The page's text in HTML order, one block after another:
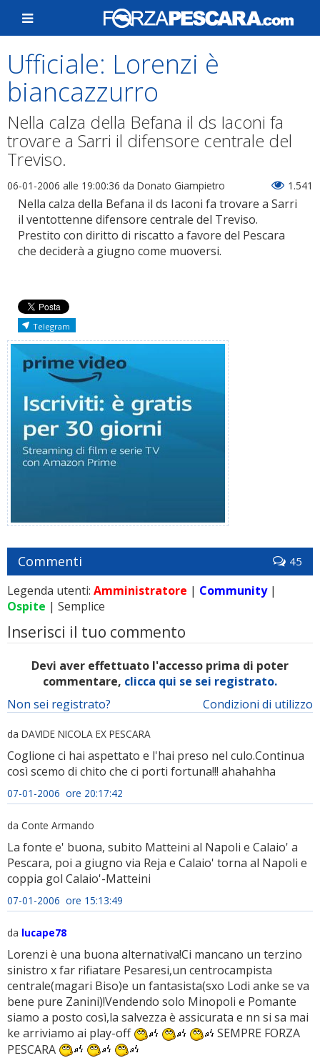
Ufficiale: Lorenzi è
biancazzurro
Nella calza della Befana il ds Iaconi fa
trovare a Sarri il difensore centrale del
Treviso.
06-01-2006 alle 19:00:36 da Donato Giampietro 1.541
Nella calza della Befana il ds Iaconi fa trovare a Sarri
il ventottenne difensore centrale del Treviso.
Prestito con diritto di riscatto a favore del Pescara
che deciderà a giugno come muoversi.
Telegram
Commenti 45
Legenda utenti: Amministratore | Community|
Ospite | Semplice
Inserisci il tuo commento
Devi aver effettuato l'accesso prima di poter
commentare, clicca qui se sei registrato.
Condizioni di utilizzo
Non sei registrato?
da DAVIDE NICOLA EX PESCARA
Coglione ci hai aspettato e l'hai preso nel culo.Continua
così scemo di chito che ci porti fortuna!!! ahahahha
07-01-2006 ore 20:17:42
da Conte Armando
La fonte e' buona, subito Matteini al Napoli e Calaio' a
Pescara, poi a giugno via Reja e Calaio' torna al Napoli e
coppia gol Calaio'-Matteini
07-01-2006 ore 15:13:49
da lucape78
Lorenzi è una buona alternativa!Ci mancano un terzino
sinistro x far rifiatare Pesaresi,un centrocampista
centrale(magari Biso)e un fantasista(sxo Lodi anke se va
bene pure Zanini)!Vendendo solo Minopoli e Pomante
siamo a posto così,la salvezza è assicurata e nn si sa mai
ke arriviamo ai play-off
SEMPRE FORZA
PESCARA